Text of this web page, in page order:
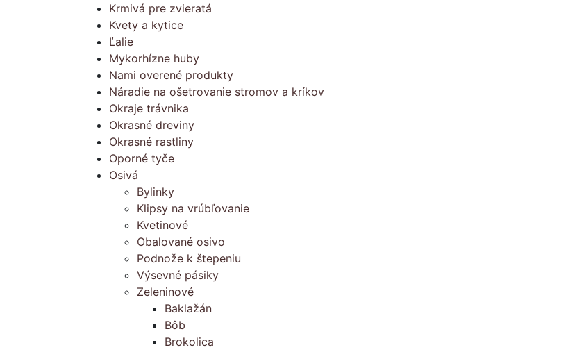
Krmivá pre zvieratá
Kvety a kytice
Ľalie
Mykorhízne huby
Nami overené produkty
Náradie na ošetrovanie stromov a kríkov
Okraje trávnika
Okrasné dreviny
Okrasné rastliny
Oporné tyče
Osivá
Bylinky
Klipsy na vrúbľovanie
Kvetinové
Obalované osivo
Podnože k štepeniu
Výsevné pásiky
Zeleninové
Baklažán
Bôb
Brokolica